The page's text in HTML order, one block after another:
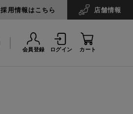
採用情報はこちら 店舗情報
会員登録 ログイン カート